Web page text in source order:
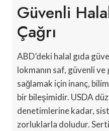
Güvenli
Çağrı
ABD’deki halal gıda
lokmanın saf, güvenli ve
sağlamak için inanç,
bir bileşimidir. USDA
denetimlerine kadar,
zorluklarla doludur.